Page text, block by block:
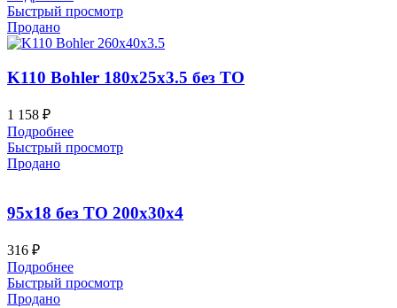
Быстрый просмотр
Продано
K110 Bohler 180x25x3.5 без ТО
1 158 ₽
Подробнее
Быстрый просмотр
Продано
95х18 без ТО 200x30x4
316 ₽
Подробнее
Быстрый просмотр
Продано